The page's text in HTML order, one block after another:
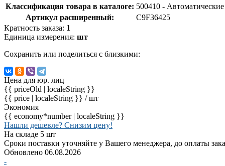
Классификация товара в каталоге: 500410 -
Артикул расширенный:
C9F36425
Кратность заказа: 1
Единица измерения: шт
Сохранить или поделиться с близкими:
Цена для юр. лиц
{{ priceOld | localeString }}
{{ price | localeString }} / шт
Экономия
{{ economy*number | localeString }}
Нашли дешевле? Снизим цену!
На складе 5 шт
Сроки поставки уточняйте у Вашего менеджера, до оплаты
Обновлено 06.08.2026
-